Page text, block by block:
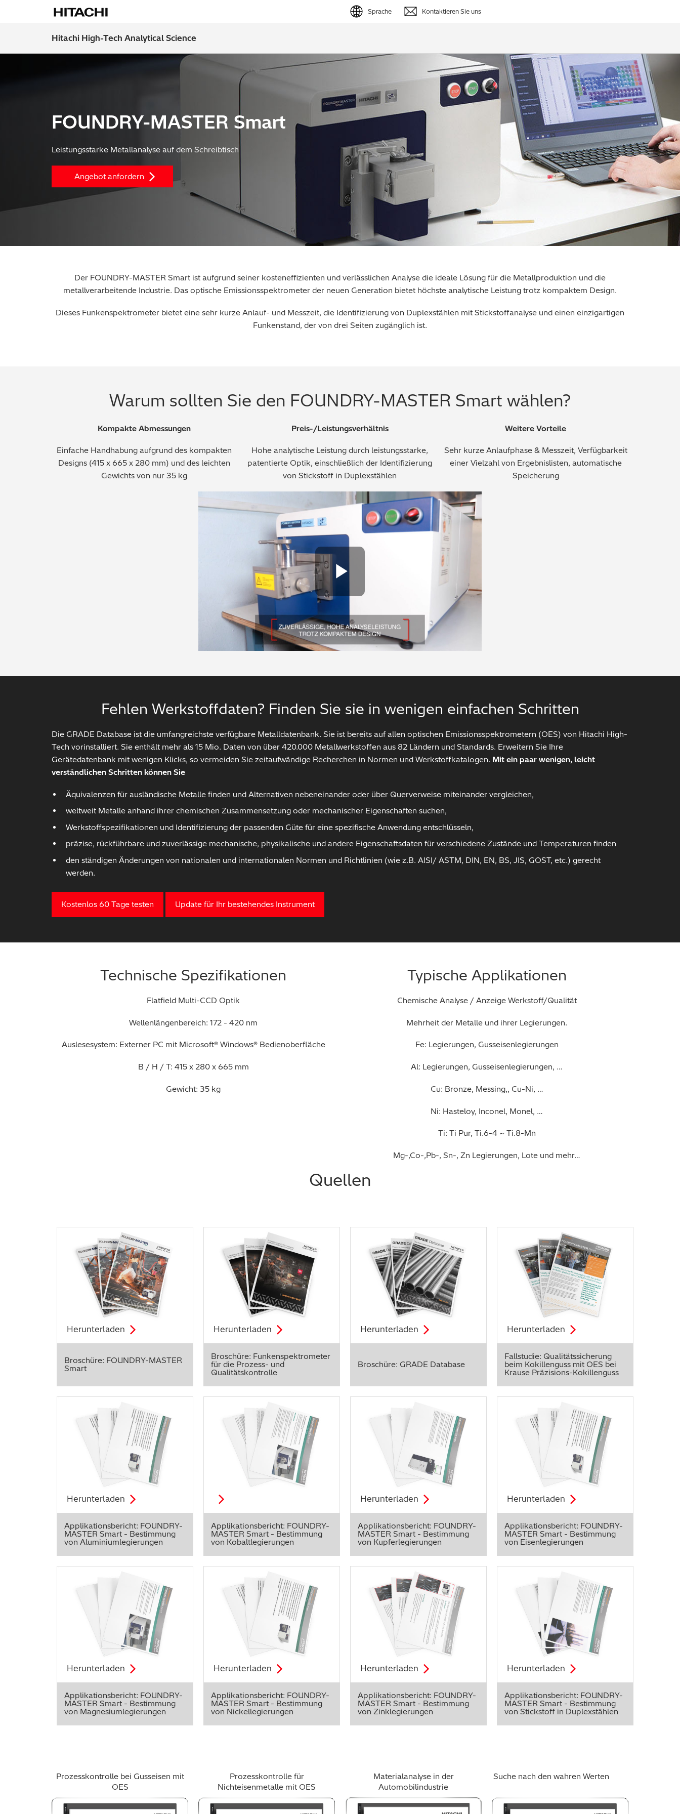
Sprache
Deutsch (DE)
日本語 (JP)
Kontaktieren Sie uns
Hitachi High-Tech Analytical Science
FOUNDRY-MASTER Smart
Leistungsstarke Metallanalyse auf dem Schreibtisch
Angebot anfordern
Der FOUNDRY-MASTER Smart ist aufgrund seiner kosteneffizienten und verlässlichen Analyse die ideale Lösung für die Metallproduktion und die
metallverarbeitende Industrie. Das optische Emissionsspektrometer der neuen Generation bietet höchste analytische Leistung trotz kompaktem Design.
Dieses Funkenspektrometer bietet eine sehr kurze Anlauf- und Messzeit, die Identifizierung von Duplexstählen mit Stickstoffanalyse und einen einzigartigen
Funkenstand, der von drei Seiten zugänglich ist.
Warum sollten Sie den FOUNDRY-MASTER Smart wählen?
Kompakte Abmessungen
Einfache Handhabung aufgrund des kompakten
Designs (415 x 665 x 280 mm) und des leichten
Gewichts von nur 35 kg
Preis-/Leistungsverhältnis
Hohe analytische Leistung durch leistungsstarke,
patentierte Optik, einschließlich der Identifizierung
von Stickstoff in Duplexstählen
Weitere Vorteile
Sehr kurze Anlaufphase & Messzeit, Verfügbarkeit
einer Vielzahl von Ergebnislisten, automatische
Speicherung
Play Video
Fehlen Werkstoffdaten? Finden Sie sie in wenigen einfachen Schritten
Die GRADE Database ist die umfangreichste verfügbare Metalldatenbank. Sie ist bereits auf allen optischen Emissionsspektrometern (OES) von Hitachi High-
Tech vorinstalliert. Sie enthält mehr als 15 Mio. Daten von über 420.000 Metallwerkstoffen aus 82 Ländern und Standards. Erweitern Sie Ihre
Gerätedatenbank mit wenigen Klicks, so vermeiden Sie zeitaufwändige Recherchen in Normen und Werkstoffkatalogen. Mit ein paar wenigen, leicht
verständlichen Schritten können Sie
Äquivalenzen für ausländische Metalle finden und Alternativen nebeneinander oder über Querverweise miteinander vergleichen,
weltweit Metalle anhand ihrer chemischen Zusammensetzung oder mechanischer Eigenschaften suchen,
Werkstoffspezifikationen und Identifizierung der passenden Güte für eine spezifische Anwendung entschlüsseln,
präzise, rückführbare und zuverlässige mechanische, physikalische und andere Eigenschaftsdaten für verschiedene Zustände und Temperaturen finden
den ständigen Änderungen von nationalen und internationalen Normen und Richtlinien (wie z.B. AISI/ ASTM, DIN, EN, BS, JIS, GOST, etc.) gerecht
werden.
Kostenlos 60 Tage testen Update für Ihr bestehendes Instrument
Technische Spezifikationen
Flatfield Multi-CCD Optik
Wellenlängenbereich: 172 - 420 nm
Auslesesystem: Externer PC mit Microsoft® Windows® Bedienoberfläche
B / H / T: 415 x 280 x 665 mm
Gewicht: 35 kg
Typische Applikationen
Chemische Analyse / Anzeige Werkstoff/Qualität
Mehrheit der Metalle und ihrer Legierungen.
Fe: Legierungen, Gusseisenlegierungen
Al: Legierungen, Gusseisenlegierungen, …
Cu: Bronze, Messing,, Cu-Ni, …
Ni: Hasteloy, Inconel, Monel, …
Ti: Ti Pur, Ti.6-4 ~ Ti.8-Mn
Mg-,Co-,Pb-, Sn-, Zn Legierungen, Lote und mehr…
Quellen
Herunterladen
Broschüre: FOUNDRY-MASTER
Smart
Herunterladen
Broschüre: Funkenspektrometer
für die Prozess- und
Qualitätskontrolle
Herunterladen
Broschüre: GRADE Database
Herunterladen
Fallstudie: Qualitätssicherung
beim Kokillenguss mit OES bei
Krause Präzisions-Kokillenguss
Herunterladen
Applikationsbericht: FOUNDRY-
MASTER Smart - Bestimmung
von Aluminiumlegierungen
Applikationsbericht: FOUNDRY-
MASTER Smart - Bestimmung
von Kobaltlegierungen
Herunterladen
Applikationsbericht: FOUNDRY-
MASTER Smart - Bestimmung
von Kupferlegierungen
Herunterladen
Applikationsbericht: FOUNDRY-
MASTER Smart - Bestimmung
von Eisenlegierungen
Herunterladen
Applikationsbericht: FOUNDRY-
MASTER Smart - Bestimmung
von Magnesiumlegierungen
Herunterladen
Applikationsbericht: FOUNDRY-
MASTER Smart - Bestimmung
von Nickellegierungen
Herunterladen
Applikationsbericht: FOUNDRY-
MASTER Smart - Bestimmung
von Zinklegierungen
Herunterladen
Applikationsbericht: FOUNDRY-
MASTER Smart - Bestimmung
von Stickstoff in Duplexstählen
Prozesskontrolle bei Gusseisen mit
OES
Prozesskontrolle für
Nichteisenmetalle mit OES
Materialanalyse in der
Automobilindustrie
Suche nach den wahren Werten